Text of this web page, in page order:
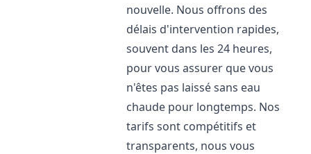
nouvelle. Nous offrons des
délais d'intervention rapides,
souvent dans les 24 heures,
pour vous assurer que vous
n'êtes pas laissé sans eau
chaude pour longtemps. Nos
tarifs sont compétitifs et
transparents, nous vous